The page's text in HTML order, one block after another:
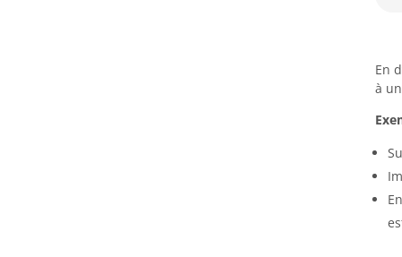
En
à